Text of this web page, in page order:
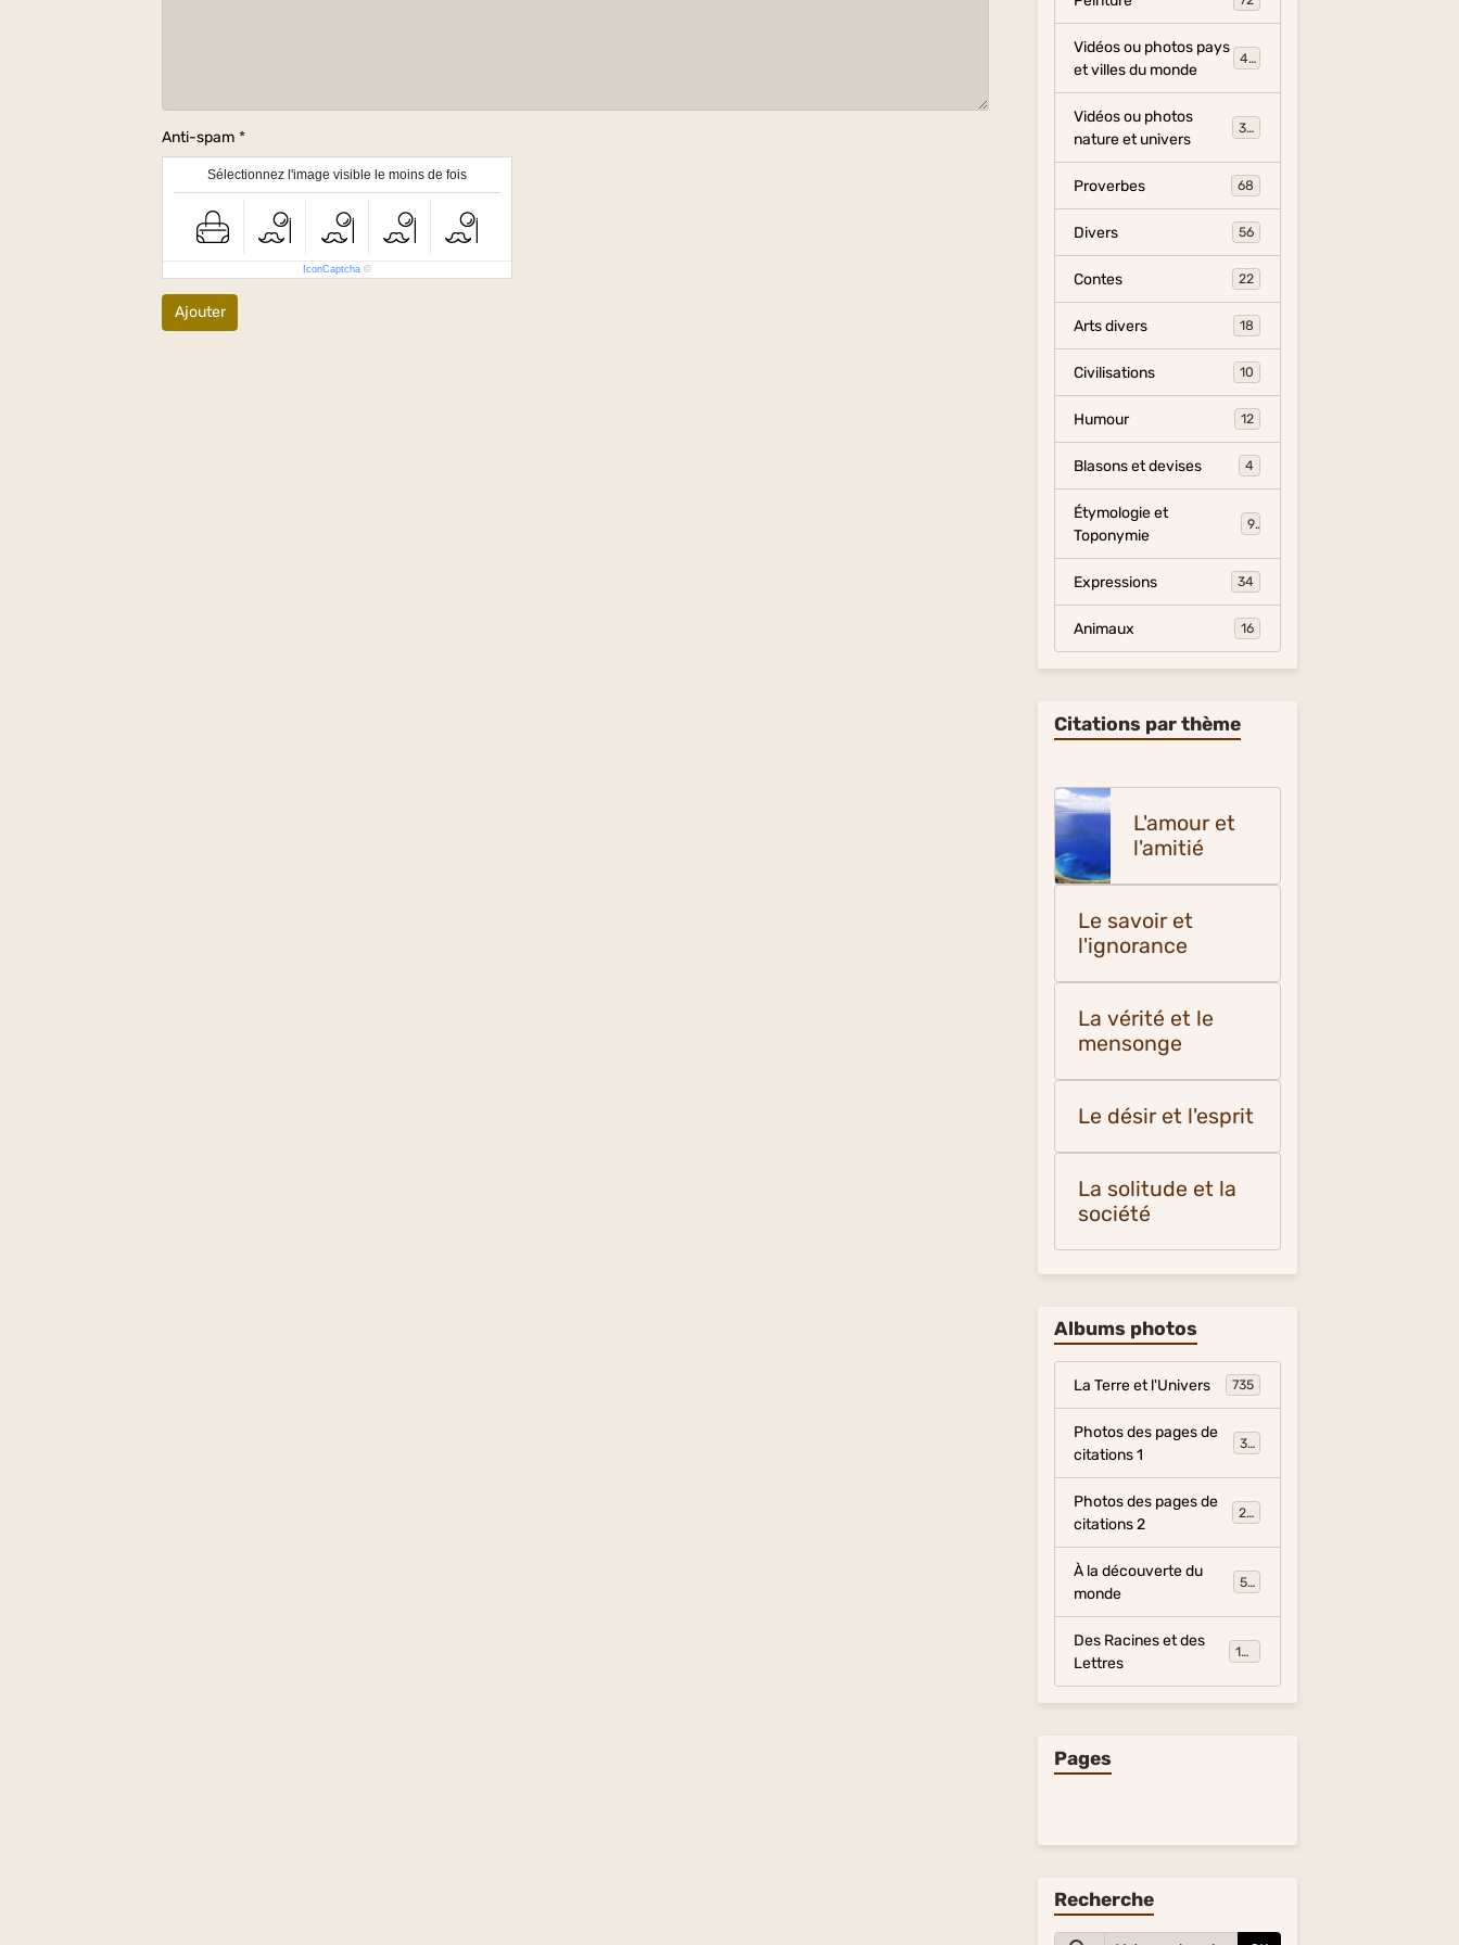
Anti-spam
Sélectionnez l'image visible le moins de fois
IconCaptcha ©
Ajouter
Vidéos ou photos pays
et villes du monde
454
Vidéos ou photos
nature et univers
325
Proverbes 68
Divers 56
Contes 22
Arts divers 18
Civilisations 10
Humour 12
Blasons et devises 4
Étymologie et
Toponymie
9
Expressions 34
Animaux 16
Citations par thème
L'amour et
l'amitié
Le savoir et
l'ignorance
La vérité et le
mensonge
Le désir et l'esprit
La solitude et la
société
Albums photos
La Terre et l'Univers 735
Photos des pages de
citations 1
317
Photos des pages de
citations 2
281
À la découverte du
monde
54
Des Racines et des
Lettres
134
Pages
Recherche